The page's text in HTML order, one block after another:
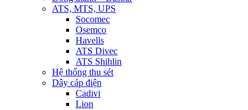
ATS, MTS, UPS
Socomec
Osemco
Havells
ATS Divec
ATS Shihlin
Hệ thống thu sét
Dây cáp điện
Cadivi
Lion